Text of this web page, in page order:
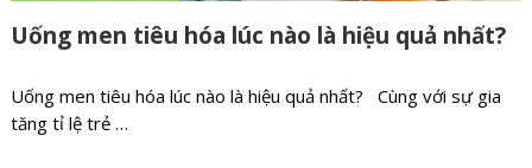
Uống men tiêu hóa lúc nào là hiệu quả nhất?
Uống men tiêu hóa lúc nào là hiệu quả nhất? Cùng với sự gia
tăng tỉ lệ trẻ …